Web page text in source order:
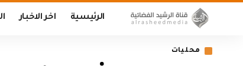
الرئيسية اخر الاخبار
محليات